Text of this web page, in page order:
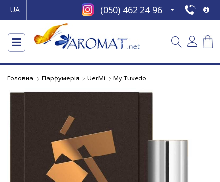
UA (050) 462 24 96
Головна Парфумерія UerMi My Tuxedo